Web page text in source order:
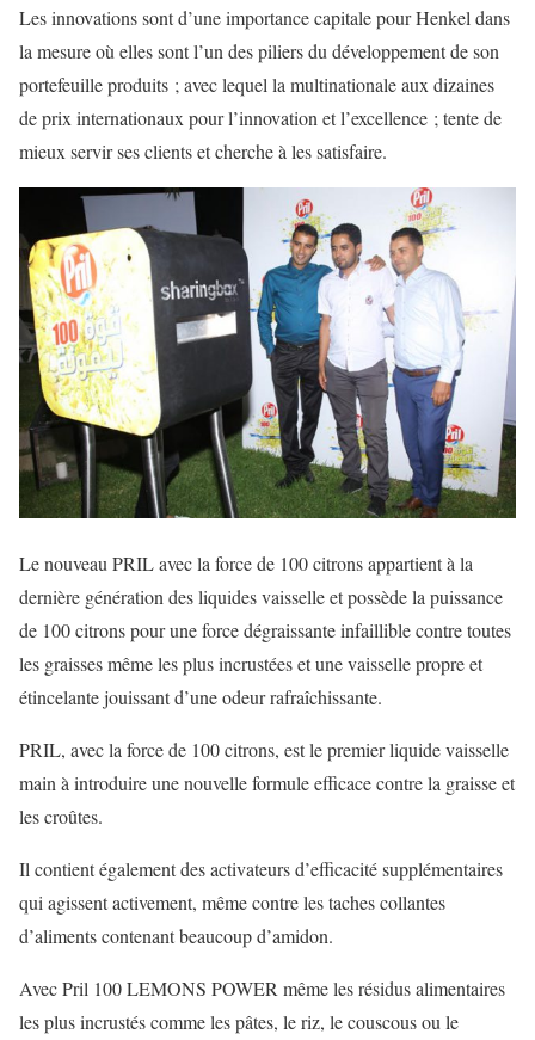
Les innovations sont d’une importance capitale pour Henkel dans
la mesure où elles sont l’un des piliers du développement de son
portefeuille produits ; avec lequel la multinationale aux dizaines
de prix internationaux pour l’innovation et l’excellence ; tente de
mieux servir ses clients et cherche à les satisfaire.
Le nouveau PRIL avec la force de 100 citrons appartient à la
dernière génération des liquides vaisselle et possède la puissance
de 100 citrons pour une force dégraissante infaillible contre toutes
les graisses même les plus incrustées et une vaisselle propre et
étincelante jouissant d’une odeur rafraîchissante.
PRIL, avec la force de 100 citrons, est le premier liquide vaisselle
main à introduire une nouvelle formule efficace contre la graisse et
les croûtes.
Il contient également des activateurs d’efficacité supplémentaires
qui agissent activement, même contre les taches collantes
d’aliments contenant beaucoup d’amidon.
Avec Pril 100 LEMONS POWER même les résidus alimentaires
les plus incrustés comme les pâtes, le riz, le couscous ou le